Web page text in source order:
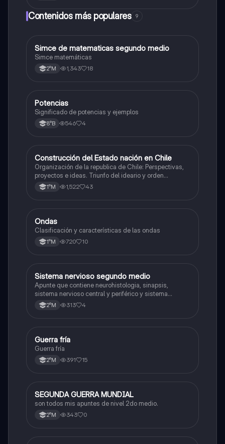
Contenidos más populares 9
Matemáticas
Simce de matematicas segundo medio
Simce matemáticas
2°M 1,343 18
Matemáticas
Potencias
Significado de potencias y ejemplos
8°B 546 4
Historia
Construcción del Estado nación en Chile
Organización de la republica de Chile: Perspectivas,
proyectos e ideas. Triunfo del ideario y orden
conservador. Constitución de 1833. "Era Portaliana"
1°M 1,522 43
Física
Ondas
Clasificación y características de las ondas
1°M 720 10
Biología
Sistema nervioso segundo medio
Apunte que contiene neurohistologia, sinapsis,
sistema nervioso central y periférico y sistema
endocrino
2°M 313 4
GHistoria
Guerra fría
Guerra fría
2°M 391 15
Historia
SEGUNDA GUERRA MUNDIAL
son todos mis apuntes de nivel 2do medio.
2°M 343 0